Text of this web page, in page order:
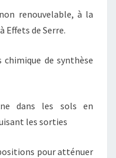
renouvelable, à la
Effets de Serre.
de synthèse
dans les sols en
les sorties
pour atténuer